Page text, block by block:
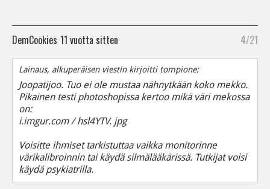
DemCookies 11 vuotta sitten 4/21
Lainaus, alkuperäisen viestin kirjoitti tompione:
Joopatijoo. Tuo ei ole mustaa nähnytkään koko mekko.
Pikainen testi photoshopissa kertoo mikä väri mekossa
on:
i.imgur.com / hsl4YTV. jpg
Voisitte ihmiset tarkistuttaa vaikka monitorinne
värikalibroinnin tai käydä silmälääkärissä. Tutkijat voisi
käydä psykiatrilla.